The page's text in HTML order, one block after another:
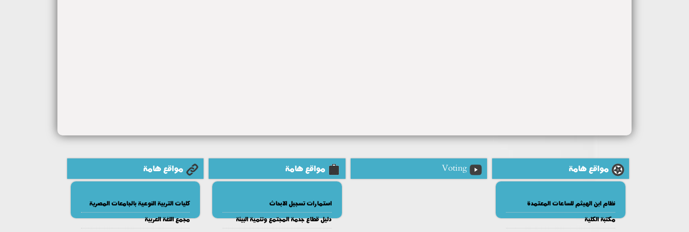
مواقع هامة
نظام ابن الهيثم للساعات المعتمدة
مكتبة الكلية
Voting مواقع هامة
استمارات تسجيل الابحاث
دليل قطاع جدمة المجتمع وتنمية البيئة
مواقع هامة
كليات التربية النوعية بالجامعات المصرية
مجمع اللغة العربية